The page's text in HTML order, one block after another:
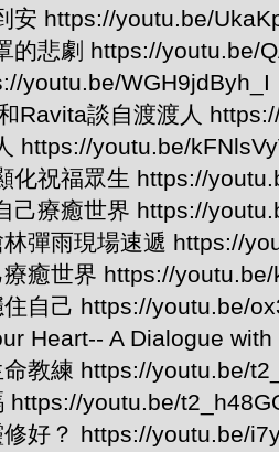
安 https://youtu.be/
的悲劇 https://youtu.be/
youtu.be/WGH9jdByh_I
Ravita談自渡渡人
https://youtu.be/
化祝福眾生 https://
己療癒世界 https://
彈雨現場速遞 https://
癒世界 https://
自己 https://youtu.be/
Heart-- ​A Dialogue
教練 https://youtu.be/
https://youtu.be/
好？ https://youtu.be/